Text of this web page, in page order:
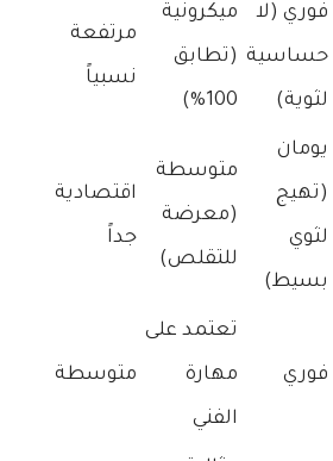
فوري (لا
حساسية
لثوية)
ميكرونية
(تطابق
100%)
مرتفعة
نسبياً
يومان
(تهيج
لثوي
بسيط)
متوسطة
(معرضة
للتقلص)
اقتصادية
جداً
فوري
تعتمد على
مهارة
الفني
متوسطة